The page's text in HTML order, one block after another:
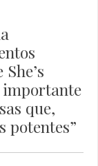
importante
que,
potentes”